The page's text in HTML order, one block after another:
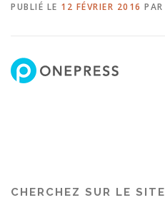
CONTACT
PUBLIÉ LE 12 FÉVRIER 2016 PAR
CHERCHEZ SUR LE SITE